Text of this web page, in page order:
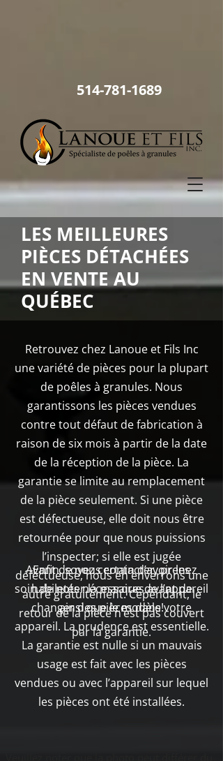
514-781-1689
LES MEILLEURES
PIÈCES DÉTACHÉES
EN VENTE AU
QUÉBEC
Retrouvez chez Lanoue et Fils Inc
une variété de pièces pour la plupart
de poêles à granules. Nous
garantissons les pièces vendues
contre tout défaut de fabrication à
raison de six mois à partir de la date
de la réception de la pièce. La
garantie se limite au remplacement
de la pièce seulement. Si une pièce
est défectueuse, elle doit nous être
retournée pour que nous puissions
l’inspecter; si elle est jugée
défectueuse, nous en enverrons une
autre gratuitement. Cependant, le
retour de la pièce n’est pas couvert
par la garantie.
Enfin, soyez certain d’avoir les
habiletés nécessaires avant de
changer des pièces dans votre
appareil. La prudence est essentielle.
La garantie est nulle si un mauvais
usage est fait avec les pièces
vendues ou avec l’appareil sur lequel
les pièces ont été installées.
Avant de nous contacter, prenez
soin de noter la marque de l’appareil
ainsi que le modèle!